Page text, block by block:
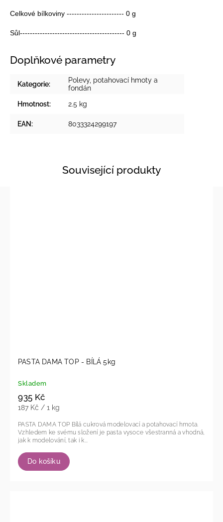
Celkové bílkoviny ----------------------- 0 g
Sůl------------------------------------------ 0 g
Doplňkové parametry
Kategorie:
Polevy, potahovací hmoty a
fondán
Hmotnost: 2.5 kg
EAN: 8033324299197
Související produkty
PASTA DAMA TOP - BÍLÁ 5kg
Skladem
935 Kč
187 Kč / 1 kg
Do košíku
PASTA DAMA TOP Bílá cukrová modelovací a potahovací hmota.
Vzhledem ke svému složení je pasta vysoce všestranná a vhodná,
jak k modelování, tak i k...